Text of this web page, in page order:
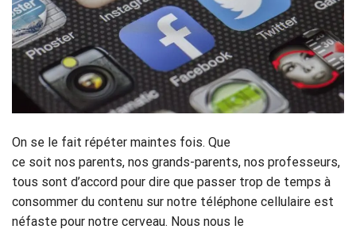
On se le fait répéter maintes fois. Que
ce soit nos parents, nos grands-parents, nos professeurs,
tous sont d’accord pour dire que passer trop de temps à
consommer du contenu sur notre téléphone cellulaire est
néfaste pour notre cerveau. Nous nous le